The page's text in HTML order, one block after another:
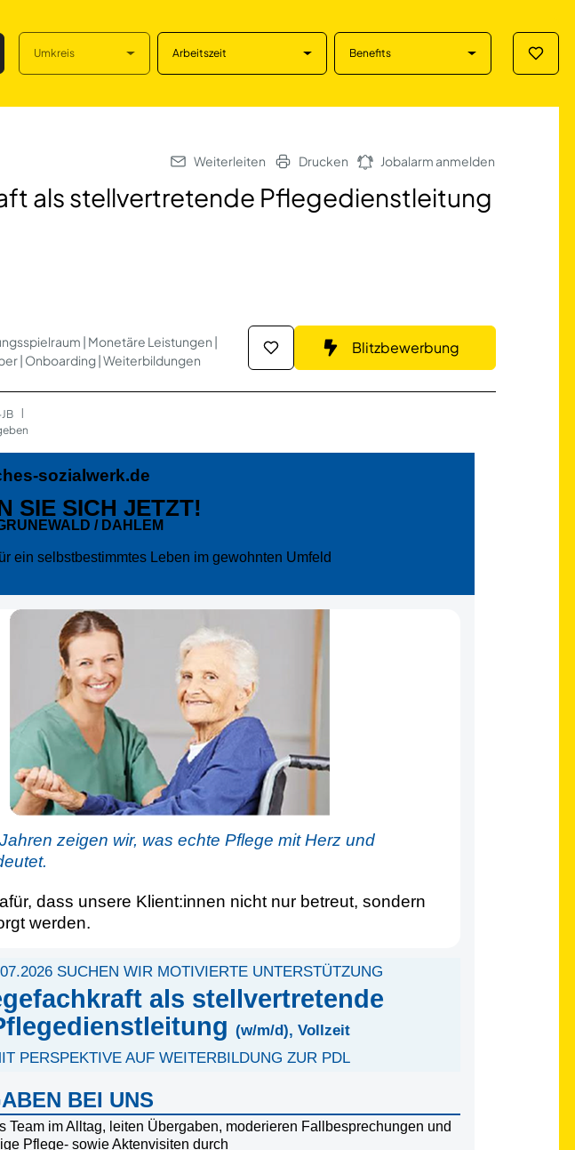
Umkreis Arbeitszeit Benefits
Weiterleiten Drucken Jobalarm anmelden
als stellvertretende Pflegedienstleitung
| Monetäre Leistungen |
| Onboarding | Weiterbildungen
Blitzbewerbung